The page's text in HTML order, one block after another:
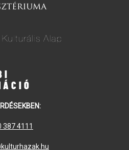
387 4111